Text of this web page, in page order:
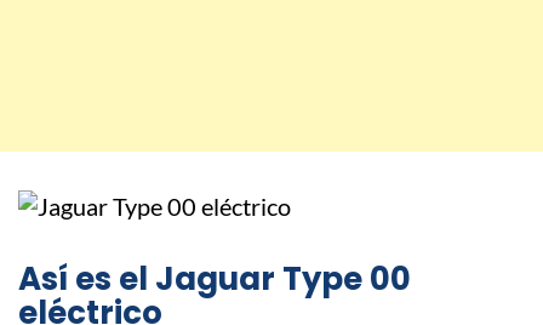
Así es el Jaguar Type 00
eléctrico